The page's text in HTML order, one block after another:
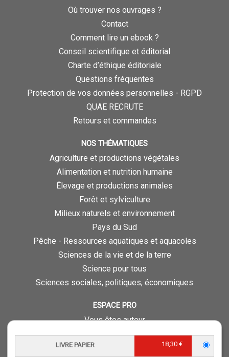
LIVRE PAPIER 18,30 €
Où trouver nos ouvrages ?
Contact
Comment lire un ebook ?
Conseil scientifique et éditorial
Charte d’éthique éditoriale
Questions fréquentes
Protection de vos données personnelles - RGPD
QUAE RECRUTE
Retours et commandes
NOS THÉMATIQUES
Agriculture et productions végétales
Alimentation et nutrition humaine
Élevage et productions animales
Forêt et sylviculture
Milieux naturels et environnement
Pays du Sud
Pêche - Ressources aquatiques et aquacoles
Sciences de la vie et de la terre
Science pour tous
Sciences sociales, politiques, économiques
ESPACE PRO
Vous êtes auteur
Vous êtes journaliste
Vous êtes libraire